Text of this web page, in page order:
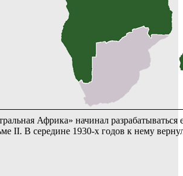
Африка» начинал разрабатываться
II. В середине 1930-х годов к нему